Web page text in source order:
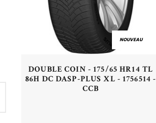
NOUVEAU
DOUBLE COIN - 175/65 HR14 TL
86H DC DASP-PLUS XL - 1756514 -
CCB